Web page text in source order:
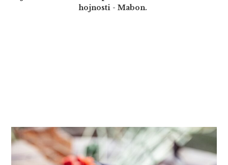
hojnosti - Mabon.